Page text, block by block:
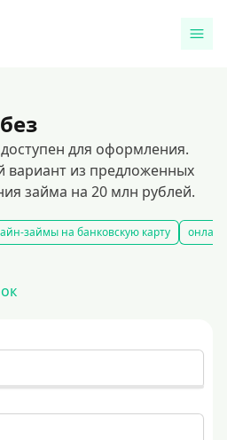
для оформления.
из предложенных
займа на 20 млн рублей.
займы на банковскую карту